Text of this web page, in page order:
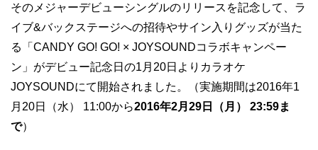
そのメジャーデビューシングルのリリースを記念して、ラ
イブ&バックステージへの招待やサイン入りグッズが当た
る「CANDY GO! GO! × JOYSOUNDコラボキャンペー
ン」がデビュー記念日の1月20日よりカラオケ
JOYSOUNDにて開始されました。（実施期間は2016年1
月20日（水） 11:00から2016年2月29日（月） 23:59ま
で）